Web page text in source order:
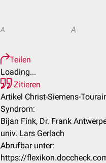
A A
Teilen
Loading...
Zitieren
Artikel Christ-Siemens-
Syndrom:
Bijan Fink, Dr. Frank
univ. Lars Gerlach
Abrufbar unter:
https://